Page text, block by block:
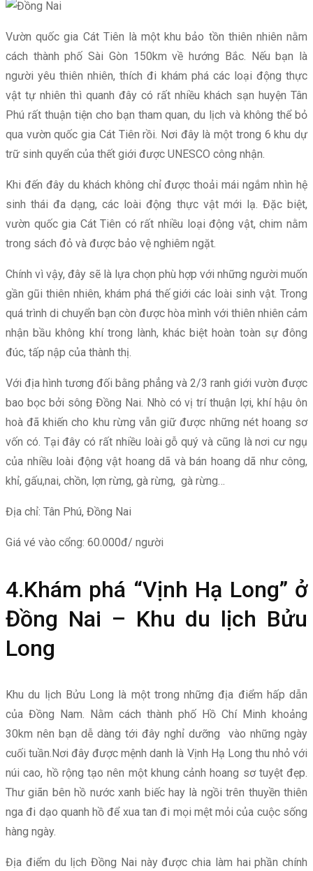
Vườn quốc gia Cát Tiên là một khu bảo tồn thiên nhiên nằm
cách thành phố Sài Gòn 150km về hướng Bắc. Nếu bạn là
người yêu thiên nhiên, thích đi khám phá các loại động thực
vật tự nhiên thì quanh đây có rất nhiều khách sạn huyện Tân
Phú rất thuận tiện cho bạn tham quan, du lịch và không thể bỏ
qua vườn quốc gia Cát Tiên rồi. Nơi đây là một trong 6 khu dự
trữ sinh quyển của thết giới được UNESCO công nhận.
Khi đến đây du khách không chỉ được thoải mái ngắm nhìn hệ
sinh thái đa dạng, các loài động thực vật mới lạ. Đặc biệt,
vườn quốc gia Cát Tiên có rất nhiều loại động vật, chim nằm
trong sách đỏ và được bảo vệ nghiêm ngặt.
Chính vì vậy, đây sẽ là lựa chọn phù hợp với những người muốn
gần gũi thiên nhiên, khám phá thế giới các loài sinh vật. Trong
quá trình di chuyển bạn còn được hòa mình với thiên nhiên cảm
nhận bầu không khí trong lành, khác biệt hoàn toàn sự đông
đúc, tấp nập của thành thị.
Với địa hình tương đối bằng phẳng và 2/3 ranh giới vườn được
bao bọc bởi sông Đồng Nai. Nhò có vị trí thuận lợi, khí hậu ôn
hoà đã khiến cho khu rừng vẫn giữ được những nét hoang sơ
vốn có. Tại đây có rất nhiều loài gỗ quý và cũng là nơi cư ngụ
của nhiều loài động vật hoang dã và bán hoang dã như công,
khỉ, gấu,nai, chồn, lợn rừng, gà rừng, gà rừng…
Địa chỉ: Tân Phú, Đồng Nai
Giá vé vào cổng: 60.000đ/ người
4.Khám phá “Vịnh Hạ Long” ở
Đồng Nai – Khu du lịch Bửu
Long
Khu du lịch Bửu Long là một trong những địa điểm hấp dẫn
của Đồng Nam. Nằm cách thành phố Hồ Chí Minh khoảng
30km nên bạn dễ dàng tới đây nghỉ dưỡng vào những ngày
cuối tuần.Nơi đây được mệnh danh là Vịnh Hạ Long thu nhỏ với
núi cao, hồ rộng tạo nên một khung cảnh hoang sơ tuyệt đẹp.
Thư giãn bên hồ nước xanh biếc hay là ngồi trên thuyền thiên
nga đi dạo quanh hồ để xua tan đi mọi mệt mỏi của cuộc sống
hàng ngày.
Địa điểm du lịch Đồng Nai này được chia làm hai phần chính